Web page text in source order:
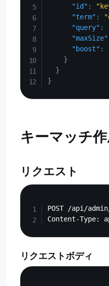
"id" :
"term" :
"query" :
"maxSize"
"boost" :
}
}
}
キーマッチ
リクエスト
POST /api/
リクエストボディ